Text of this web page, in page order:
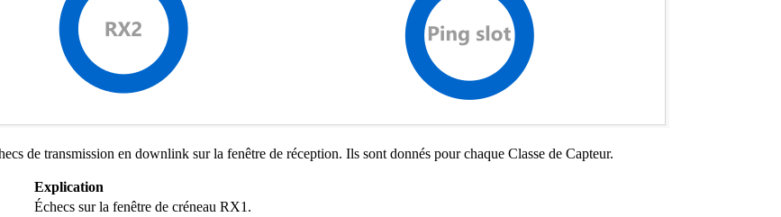
de transmission en downlink sur la fenêtre de réception. Ils sont donnés pour chaque Classe de Capteur.
Explication
Échecs sur la fenêtre de créneau RX1.